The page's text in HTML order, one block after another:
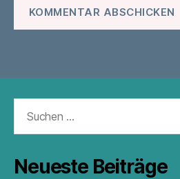
nach:
Neueste Beiträge